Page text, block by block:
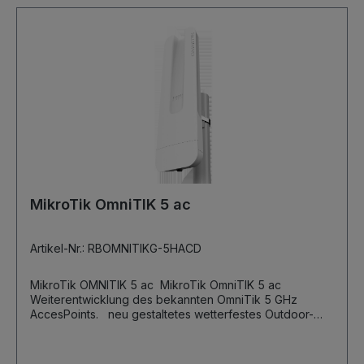
MikroTik OmniTIK 5 ac
Artikel-Nr.: RBOMNITIKG-5HACD
MikroTik OMNITIK 5 ac MikroTik OmniTIK 5 ac
Weiterentwicklung des bekannten OmniTik 5 GHz
AccesPoints. neu gestaltetes wetterfestes Outdoor-